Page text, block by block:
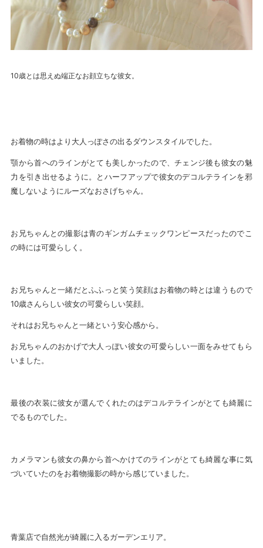
10歳とは思えぬ端正なお顔立ちな彼女。
お着物の時はより大人っぽさの出るダウンスタイルでした。
顎から首へのラインがとても美しかったので、チェンジ後も彼女の魅
力を引き出せるように。とハーフアップで彼女のデコルテラインを邪
魔しないようにルーズなおさげちゃん。
お兄ちゃんとの撮影は青のギンガムチェックワンピースだったのでこ
の時には可愛らしく。
お兄ちゃんと一緒だとふふっと笑う笑顔はお着物の時とは違うもので
10歳さんらしい彼女の可愛らしい笑顔。
それはお兄ちゃんと一緒という安心感から。
お兄ちゃんのおかげで大人っぽい彼女の可愛らしい一面をみせてもら
いました。
最後の衣装に彼女が選んでくれたのはデコルテラインがとても綺麗に
でるものでした。
カメラマンも彼女の鼻から首へかけてのラインがとても綺麗な事に気
づいていたのをお着物撮影の時から感じていました。
青葉店で自然光が綺麗に入るガーデンエリア。